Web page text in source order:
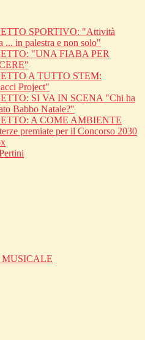
SPORTIVO: "Attività
... in palestra e non solo"
"UNA FIABA PER
A TUTTO STEM:
Project"
SI VA IN SCENA "Chi ha
Babbo Natale?"
A COME AMBIENTE
premiate per il Concorso 2030